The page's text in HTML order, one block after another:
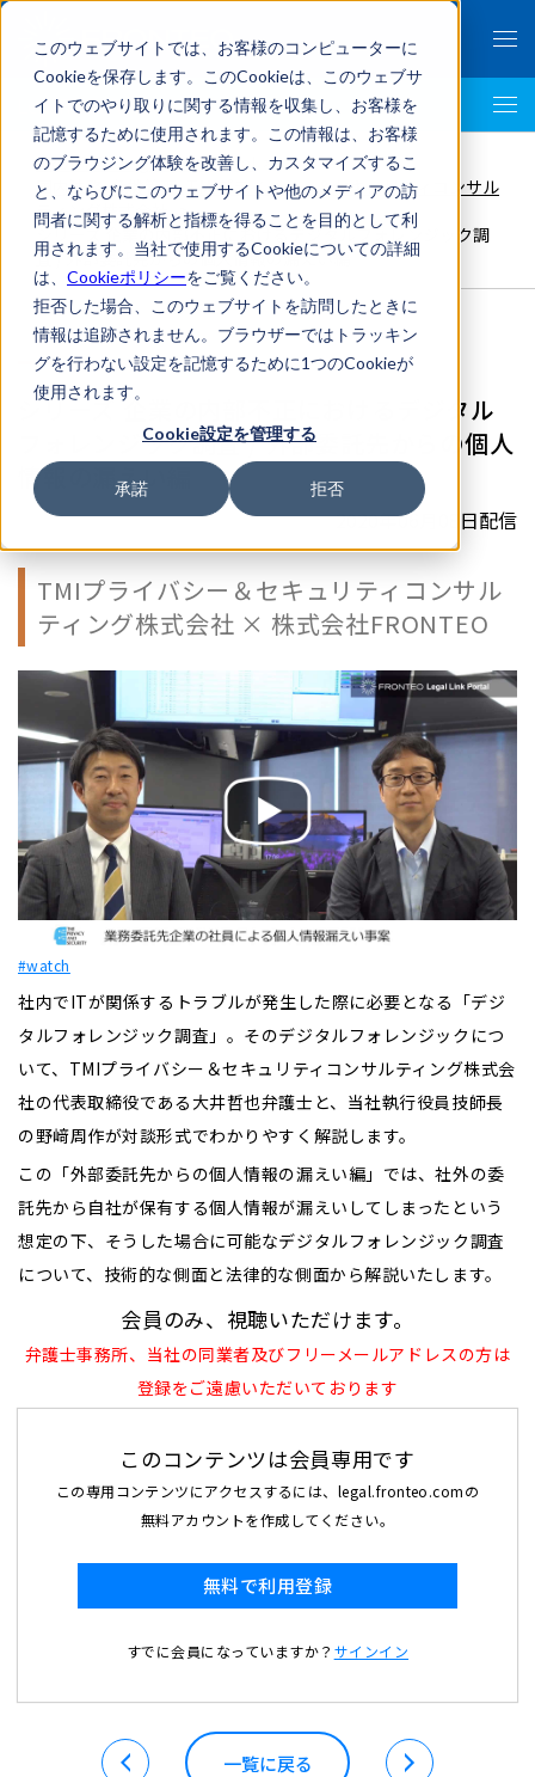
このウェブサイトでは、お客様のコンピューターに
Cookieを保存します。このCookieは、このウェブサ
イトでのやり取りに関する情報を収集し、お客様を
記憶するために使用されます。この情報は、お客様
のブラウジング体験を改善し、カスタマイズするこ
と、ならびにこのウェブサイトや他のメディアの訪
問者に関する解析と指標を得ることを目的として利
用されます。当社で使用するCookieについての詳細
は、 Cookieポリシーをご覧ください。
拒否した場合、このウェブサイトを訪問したときに
情報は追跡されません。ブラウザーではトラッキン
グを行わない設定を記憶するために1つのCookieが
使用されます。
Cookie設定を管理する
承諾 拒否
LegalTech AI Top
FRONTEO Legal Link Portal >
国内法務,危機管理, TMIプライバシー＆セキュリティコンサル
ティング株式会社 >
シリーズ 企業の内部不正におけるデジタルフォレンジック調
査 / 外部委託先からの個人情報の漏えい編
シリーズ 企業の内部不正におけるデジタル
フォレンジック調査 / 外部委託先からの個人
情報の漏えい編
2020年06月08日配信
TMIプライバシー＆セキュリティコンサル
ティング株式会社 × 株式会社FRONTEO
#watch
社内でITが関係するトラブルが発生した際に必要となる「デジ
タルフォレンジック調査」。そのデジタルフォレンジックにつ
いて、TMIプライバシー＆セキュリティコンサルティング株式会
社の代表取締役である大井哲也弁護士と、当社執行役員技師長
の野﨑周作が対談形式でわかりやすく解説します。
この「外部委託先からの個人情報の漏えい編」では、社外の委
託先から自社が保有する個人情報が漏えいしてしまったという
想定の下、そうした場合に可能なデジタルフォレンジック調査
について、技術的な側面と法律的な側面から解説いたします。
会員のみ、視聴いただけます。
弁護士事務所、当社の同業者及びフリーメールアドレスの方は
登録をご遠慮いただいております
このコンテンツは会員専用です
この専用コンテンツにアクセスするには、legal.fronteo.comの
無料アカウントを作成してください。
無料で利用登録
すでに会員になっていますか？ サインイン
一覧に戻る